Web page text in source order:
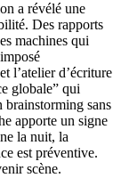
a révélé une
Des rapports
machines qui
l’atelier d’écriture
globale” qui
brainstorming sans
apporte un signe
la nuit, la
est préventive.
scène.